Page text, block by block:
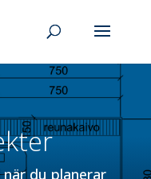
du planerar